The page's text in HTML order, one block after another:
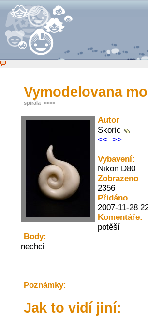
Vymodelovana
spirála <<>>
Autor
Skoric
<< >>
Vybavení:
Nikon D80
Zobrazeno
2356
Přidáno
2007-11-28
Komentáře:
potěší
Body:
nechci
Poznámky:
Jak to vidí jiní: